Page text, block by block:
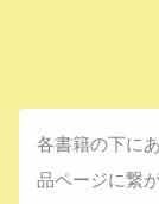
各書籍の下に
品ページに繋